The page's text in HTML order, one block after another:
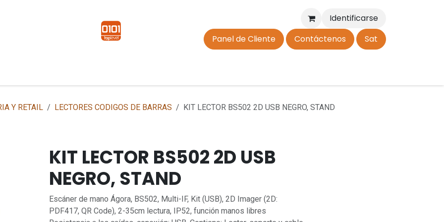
Identificarse
Panel de Cliente
Contáctenos Sat
Y RETAIL LECTORES CODIGOS DE BARRAS KIT LECTOR BS502 2D USB NEGRO, STAND
KIT LECTOR BS502 2D USB
NEGRO, STAND
Escáner de mano Ágora, BS502, Multi-IF, Kit (USB), 2D Imager (2D:
PDF417, QR Code), 2-35cm lectura, IP52, función manos libres